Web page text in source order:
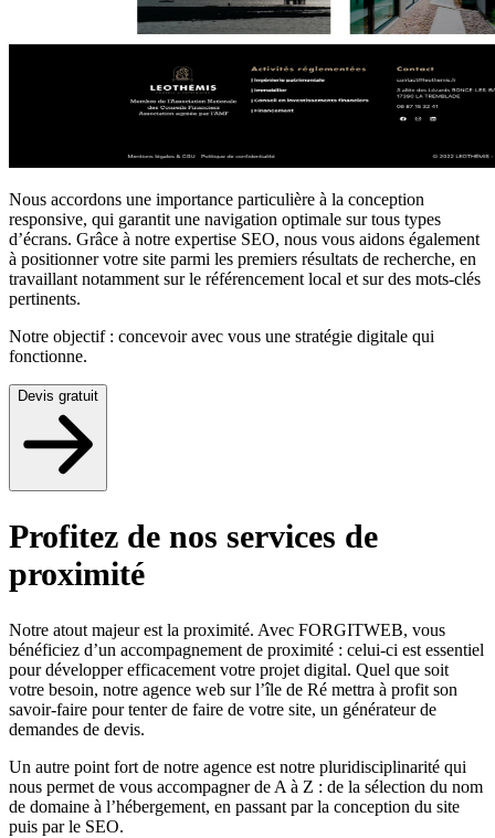
Nous accordons une importance particulière à la conception
responsive, qui garantit une navigation optimale sur tous types
d’écrans. Grâce à notre expertise SEO, nous vous aidons également
à positionner votre site parmi les premiers résultats de recherche, en
travaillant notamment sur le référencement local et sur des mots-clés
pertinents.
Notre objectif : concevoir avec vous une stratégie digitale qui
fonctionne.
Devis gratuit
Profitez de nos services de
proximité
Notre atout majeur est la proximité. Avec FORGITWEB, vous
bénéficiez d’un accompagnement de proximité : celui-ci est essentiel
pour développer efficacement votre projet digital. Quel que soit
votre besoin, notre agence web sur l’île de Ré mettra à profit son
savoir-faire pour tenter de faire de votre site, un générateur de
demandes de devis.
Un autre point fort de notre agence est notre pluridisciplinarité qui
nous permet de vous accompagner de A à Z : de la sélection du nom
de domaine à l’hébergement, en passant par la conception du site
puis par le SEO.